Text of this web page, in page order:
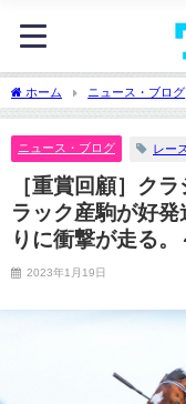
ホーム ニュース・ブログ
ラック産駒が好発進！大物ソ
ニュース・ブログ
レー
［重賞回顧］ク
ラック産駒が好
りに衝撃が走る
2023年1月19日